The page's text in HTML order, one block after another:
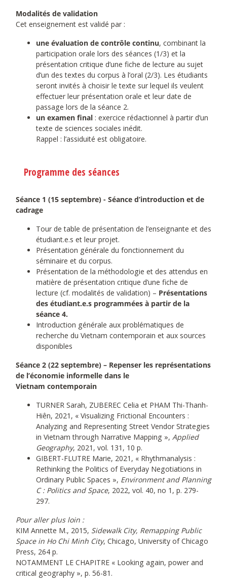
Modalités de validation
Cet enseignement est validé par :
une évaluation de contrôle continu, combinant la
participation orale lors des séances (1/3) et la
présentation critique d’une fiche de lecture au sujet
d’un des textes du corpus à l’oral (2/3). Les étudiants
seront invités à choisir le texte sur lequel ils veulent
effectuer leur présentation orale et leur date de
passage lors de la séance 2.
un examen final : exercice rédactionnel à partir d’un
texte de sciences sociales inédit.
Rappel : l’assiduité est obligatoire.
Programme des séances
Séance 1 (15 septembre) - Séance d’introduction et de
cadrage
Tour de table de présentation de l’enseignante et des
étudiant.e.s et leur projet.
Présentation générale du fonctionnement du
séminaire et du corpus.
Présentation de la méthodologie et des attendus en
matière de présentation critique d’une fiche de
lecture (cf. modalités de validation) – Présentations
des étudiant.e.s programmées à partir de la
séance 4.
Introduction générale aux problématiques de
recherche du Vietnam contemporain et aux sources
disponibles
Séance 2 (22 septembre) – Repenser les représentations
de l’économie informelle dans le
Vietnam contemporain
TURNER Sarah, ZUBEREC Celia et PHAM Thi-Thanh-
Hiên, 2021, « Visualizing Frictional Encounters :
Analyzing and Representing Street Vendor Strategies
in Vietnam through Narrative Mapping », Applied
Geography, 2021, vol. 131, 10 p.
GIBERT-FLUTRE Marie, 2021, « Rhythmanalysis :
Rethinking the Politics of Everyday Negotiations in
Ordinary Public Spaces », Environment and Planning
C : Politics and Space, 2022, vol. 40, no 1, p. 279-
297.
Pour aller plus loin :
KIM Annette M., 2015, Sidewalk City, Remapping Public
Space in Ho Chi Minh City, Chicago, University of Chicago
Press, 264 p.
NOTAMMENT LE CHAPITRE « Looking again, power and
critical geography », p. 56-81.